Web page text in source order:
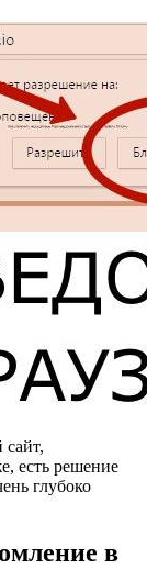
есть решение
глубоко
в